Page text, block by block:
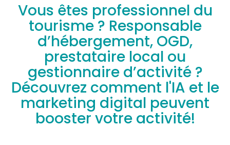
Vous êtes professionnel du
tourisme ? Responsable
d’hébergement, OGD,
prestataire local ou
gestionnaire d’activité ?
Découvrez comment l'IA et le
marketing digital peuvent
booster votre activité!